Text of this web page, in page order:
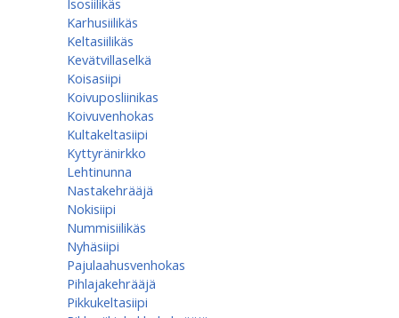
Isosiilikäs
Karhusiilikäs
Keltasiilikäs
Kevätvillaselkä
Koisasiipi
Koivuposliinikas
Koivuvenhokas
Kultakeltasiipi
Kyttyränirkko
Lehtinunna
Nastakehrääjä
Nokisiipi
Nummisiilikäs
Nyhäsiipi
Pajulaahusvenhokas
Pihlajakehrääjä
Pikkukeltasiipi